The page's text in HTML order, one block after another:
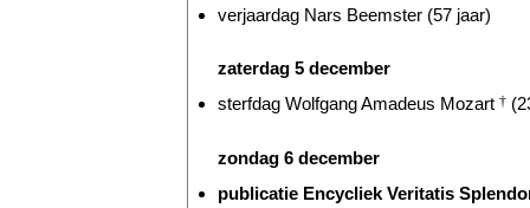
verjaardag Nars Beemster (57 jaar)
zaterdag 5 december
sterfdag Wolfgang Amadeus Mozart †
zondag 6 december
publicatie Encycliek Veritatis